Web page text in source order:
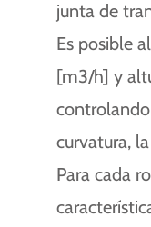
junta de
Es posible
[m3/h] y
curvatura,
Para cada